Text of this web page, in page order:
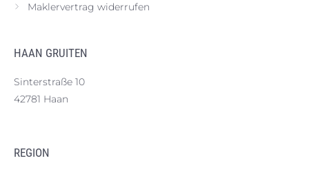
Maklervertrag widerrufen
HAAN GRUITEN
Sinterstraße 10
42781 Haan
REGION